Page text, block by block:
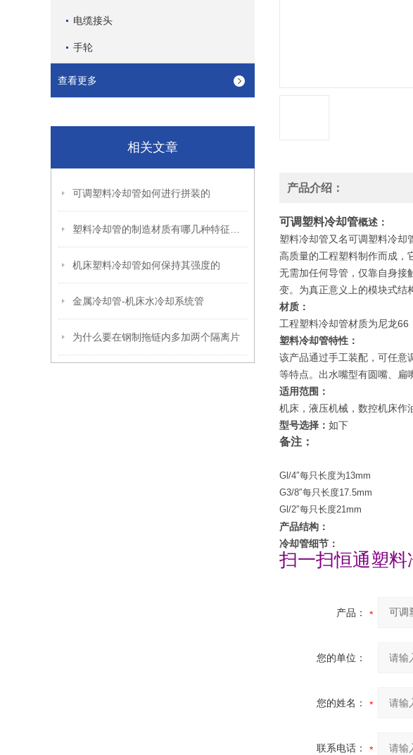
电缆接头
手轮
查看更多
相关文章
可调塑料冷却管如何进行拼装的
机床塑料冷却管如何保持其强度的
金属冷却管-机床水冷却系统管
为什么要在钢制拖链内多加两个隔离片
产品介绍：
可调塑料冷却管概述：
塑料冷却管又名可调塑料冷却
高质量的工程塑料制作而成，
无需加任何导管，仅靠自身接
变。为真正意义上的模块式结
材质：
工程塑料冷却管材质为尼龙66
塑料冷却管特性：
该产品通过手工装配，可任意
等特点。出水嘴型有圆嘴、扁
适用范围：
机床，液压机械，数控机床作
型号选择： 如下
备注：
Gl/4″每只长度为13mm
G3/8″每只长度17.5mm
Gl/2″每只长度21mm
产品结构：
冷却管细节：
扫一扫恒通塑料
产品：
您的单位：
您的姓名：
联系电话：